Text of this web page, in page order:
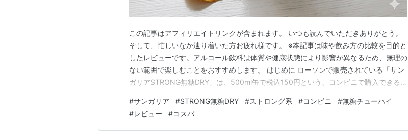
この記事はアフィリエイトリンクが含まれます。 いつも読んでいただきありがとう。
そして、忙しいなか辿り着いた方お疲れ様です。 ※本記事は味や飲み方の比較を目的と
したレビューです。アルコール飲料は体質や健康状態により影響が異なるため、無理の
ない範囲で楽しむことをおすすめします。 はじめに ローソンで販売されている「サン
ガリアSTRONG無糖DRY」は、500ml缶で税込150円という、コンビニで購入できるア
市場において、アルコール度数9%という力強さと低価格を両立させた本商品。どのよ
うな味わいの構成になっているのか、その…
#サンガリア #STRONG無糖DRY #ストロング系 #コンビニ #無糖チューハイ
#レビュー #コスパ